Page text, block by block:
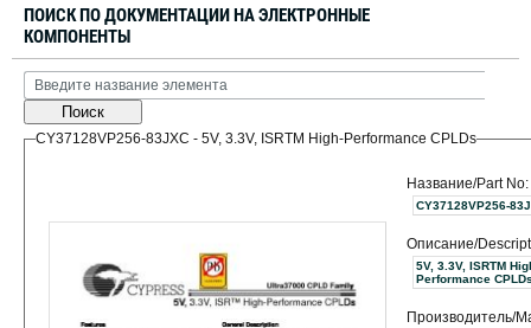
ПОИСК ПО ДОКУМЕНТАЦИИ НА ЭЛЕКТРОННЫЕ
КОМПОНЕНТЫ
Поиск
CY37128VP256-83JXC - 5V, 3.3V, ISRTM High-Performance CPLDs
Название/Part No:
CY37128VP256-
Описание/
5V, 3.3V, ISRTM
Performance
Производитель/